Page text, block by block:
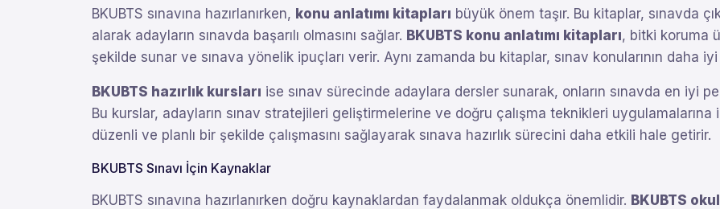
BKUBTS sınavına hazırlanırken, konu anlatımı kitapları büyük önem taşır. Bu kitaplar, sınavda
alarak adayların sınavda başarılı olmasını sağlar. BKUBTS konu anlatımı kitapları, bitki koruma
şekilde sunar ve sınava yönelik ipuçları verir. Aynı zamanda bu kitaplar, sınav konularının daha iyi
BKUBTS hazırlık kursları ise sınav sürecinde adaylara dersler sunarak, onların sınavda en iyi
Bu kurslar, adayların sınav stratejileri geliştirmelerine ve doğru çalışma teknikleri uygulamalarına
düzenli ve planlı bir şekilde çalışmasını sağlayarak sınava hazırlık sürecini daha etkili hale getirir.
BKUBTS Sınavı İçin Kaynaklar
BKUBTS sınavına hazırlanırken doğru kaynaklardan faydalanmak oldukça önemlidir. BKUBTS